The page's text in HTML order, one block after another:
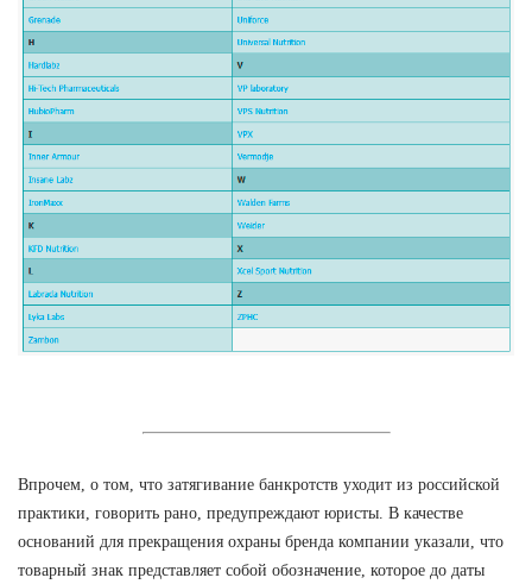
Впрочем, о том, что затягивание банкротств уходит из российской
практики, говорить рано, предупреждают юристы. В качестве
оснований для прекращения охраны бренда компании указали, что
товарный знак представляет собой обозначение, которое до даты